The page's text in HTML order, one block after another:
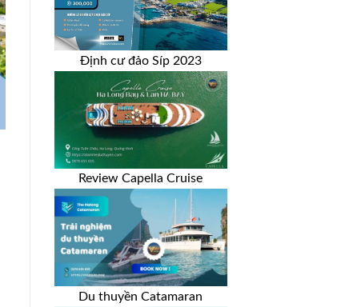
Định cư đảo Síp 2023
Review Capella Cruise
Du thuyền Catamaran